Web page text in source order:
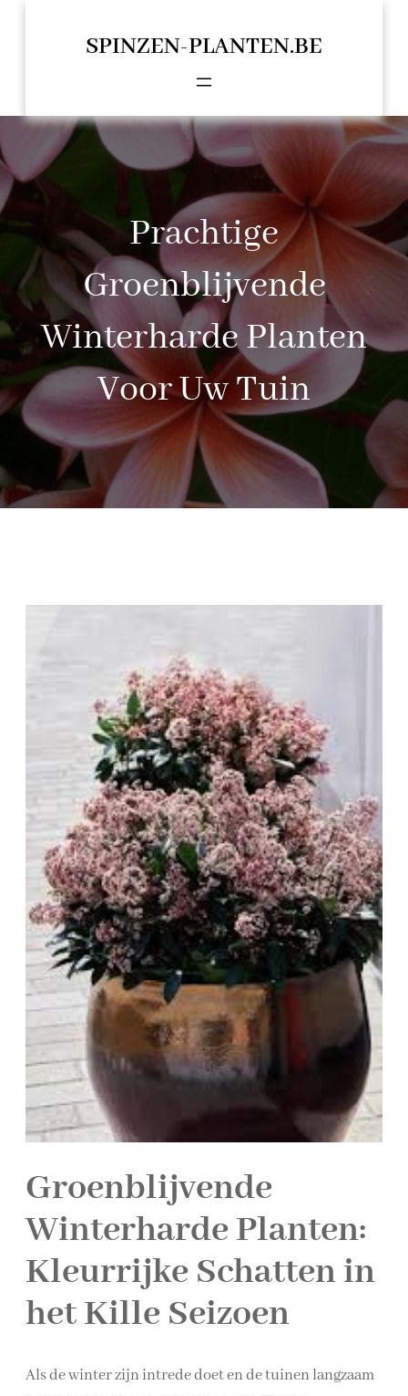
SPINZEN-PLANTEN.BE
Prachtige
Groenblijvende
Winterharde Planten
Voor Uw Tuin
Groenblijvende
Winterharde Planten:
Kleurrijke Schatten in
het Kille Seizoen
Als de winter zijn intrede doet en de tuinen langzaam